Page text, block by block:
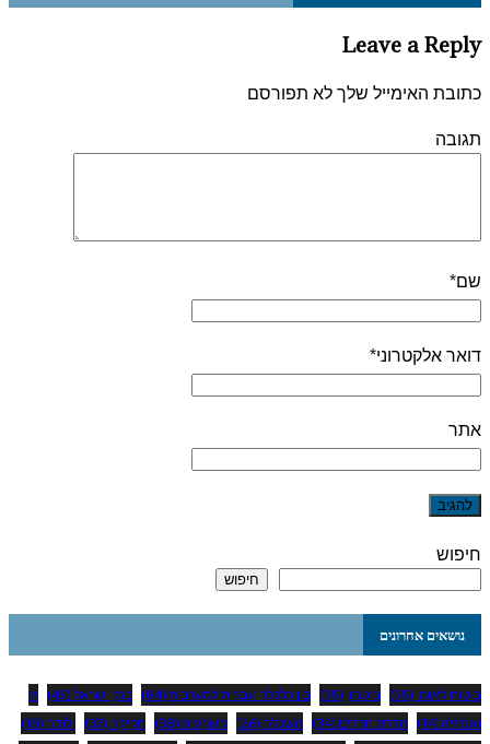
Leave a Reply
כתובת האימייל שלך לא תפורסם
תגובה
שם*
דואר אלקטרוני*
אתר
חיפוש
חיפוש
נושאים אחרונים
ביטוח לאומי(55) ביטחון(35) בין כלכלה עברית למערבית(84) בנק ישראל(45)
גז
ואנרגיה(14) הדרת חרדים(34) השכלה(26) השקעות(38) חקיקה(37) ילודה(18)